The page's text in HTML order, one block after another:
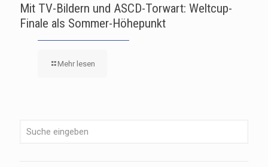
Mit TV-Bildern und ASCD-Torwart: Weltcup-
Finale als Sommer-Höhepunkt
Mehr lesen